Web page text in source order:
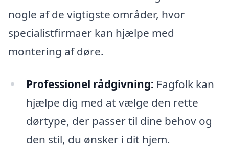
nogle af de vigtigste områder, hvor
specialistfirmaer kan hjælpe med
montering af døre.
Professionel rådgivning: Fagfolk kan
hjælpe dig med at vælge den rette
dørtype, der passer til dine behov og
den stil, du ønsker i dit hjem.